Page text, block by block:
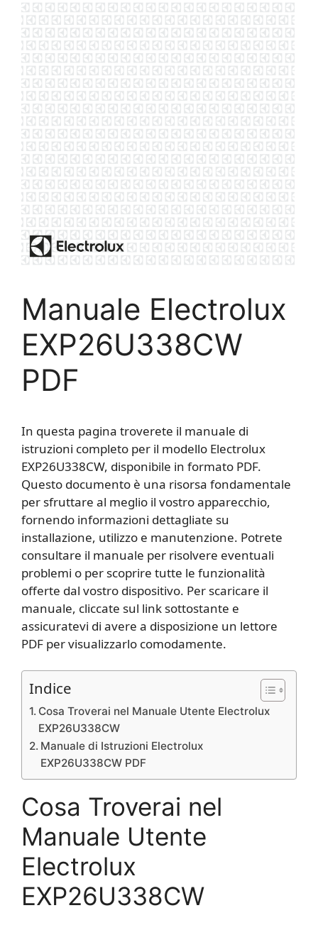
Manuale Electrolux
EXP26U338CW
PDF
In questa pagina troverete il manuale di
istruzioni completo per il modello Electrolux
EXP26U338CW, disponibile in formato PDF.
Questo documento è una risorsa fondamentale
per sfruttare al meglio il vostro apparecchio,
fornendo informazioni dettagliate su
installazione, utilizzo e manutenzione. Potrete
consultare il manuale per risolvere eventuali
problemi o per scoprire tutte le funzionalità
offerte dal vostro dispositivo. Per scaricare il
manuale, cliccate sul link sottostante e
assicuratevi di avere a disposizione un lettore
PDF per visualizzarlo comodamente.
Indice
Cosa Troverai nel Manuale Utente Electrolux
EXP26U338CW
Manuale di Istruzioni Electrolux
EXP26U338CW PDF
Cosa Troverai nel
Manuale Utente
Electrolux
EXP26U338CW